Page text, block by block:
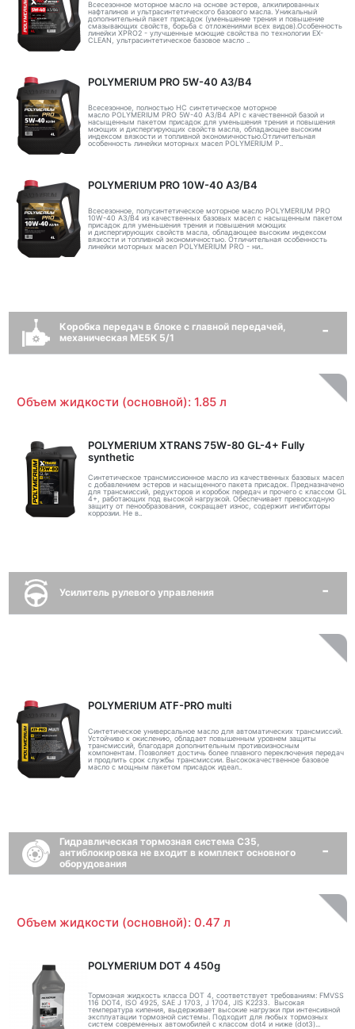
Всесезонное моторное масло на основе эстеров, алкилированных
нафталинов и ультрасинтетического базового масла. Уникальный
дополнительный пакет присадок (уменьшение трения и повышение
смазывающих свойств, борьба с отложениями всех видов).Особенность
линейки XPRO2 - улучшенные моющие свойства по технологии EX-
CLEAN, ультрасинтетическое базовое масло ..
POLYMERIUM PRO 5W-40 A3/B4
Всесезонное, полностью HC синтетическое моторное
масло POLYMERIUM PRO 5W-40 A3/B4 API с качественной базой и
насыщенным пакетом присадок для уменьшения трения и повышения
моющих и диспергирующих свойств масла, обладающее высоким
индексом вязкости и топливной экономичностью.Отличительная
особенность линейки моторных масел POLYMERIUM P..
POLYMERIUM PRO 10W-40 A3/B4
Всесезонное, полусинтетическое моторное масло POLYMERIUM PRO
10W-40 A3/B4 из качественных базовых масел с насыщенным пакетом
присадок для уменьшения трения и повышения моющих
и диспергирующих свойств масла, обладающее высоким индексом
вязкости и топливной экономичностью. Отличительная особенность
линейки моторных масел POLYMERIUM PRO - ни..
Коробка передач в блоке с главной передачей,
механическая ME5K 5/1
Объем жидкости (основной): 1.85 л
POLYMERIUM XTRANS 75W-80 GL-4+ Fully
synthetic
Синтетическое трансмиссионное масло из качественных базовых масел
с добавлением эстеров и насыщенного пакета присадок. Предназначено
для трансмиссий, редукторов и коробок передач и прочего с классом GL
4+, работающих под высокой нагрузкой. Обеспечивает превосходную
защиту от пенообразования, сокращает износ, содержит ингибиторы
коррозии. Не в..
Усилитель рулевого управления
POLYMERIUM ATF-PRO multi
Синтетическое универсальное масло для автоматических трансмиссий.
Устойчиво к окислению, обладает повышенным уровнем защиты
трансмиссий, благодаря дополнительным противоизносным
компонентам. Позволяет достичь более плавного переключения передач
и продлить срок службы трансмиссии. Высококачественное базовое
масло с мощным пакетом присадок идеал..
Гидравлическая тормозная система C35,
антиблокировка не входит в комплект основного
оборудования
Объем жидкости (основной): 0.47 л
POLYMERIUM DOT 4 450g
Тормозная жидкость класса DOT 4, соответствует требованиям: FMVSS
116 DOT4, ISO 4925, SAE J 1703, J 1704, JIS K2233. Высокая
температура кипения, выдерживает высокие нагрузки при интенсивной
эксплуатации тормозной системы. Подходит для любых тормозных
систем современных автомобилей с классом dot4 и ниже (dot3)...